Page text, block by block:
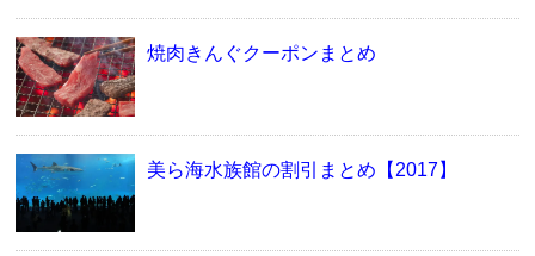
焼肉きんぐクーポンまとめ
美ら海水族館の割引まとめ【2017】